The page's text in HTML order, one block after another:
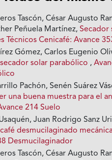
Tascón, César Augusto
Peñuela Martínez,Secador
Técnicos Cenicafé: Avance
Gómez, Carlos Eugenio
solar parabólico ,
Pachón, Senén Suárez
una buena muestra para el
214 Suelo
Juan Rodrigo Sanz
desmucilaginado
Desmucilaginador
Tascón, César Augusto